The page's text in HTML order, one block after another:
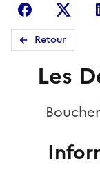
FacebookX
Retour
Les